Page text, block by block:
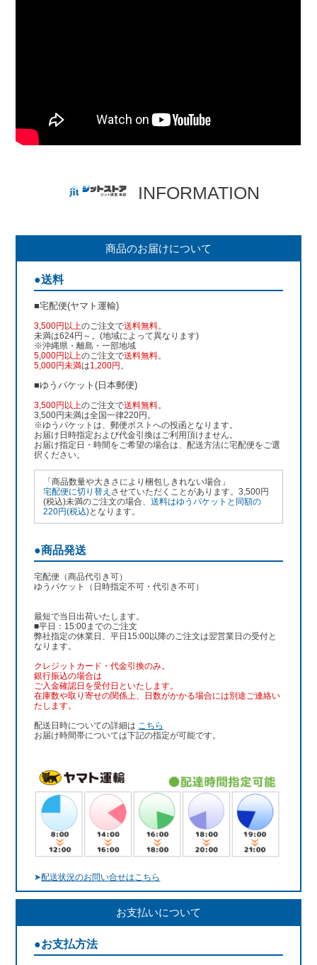
INFORMATION
商品のお届けについて
●送料
■宅配便(ヤマト運輸)
3,500円以上のご注文で送料無料。
未満は624円～。(地域によって異なります)
※沖縄県・離島・一部地域
5,000円以上のご注文で送料無料。
5,000円未満は1,200円 。
■ゆうパケット(日本郵便)
3,500円以上のご注文で送料無料。
3,500円未満は全国一律220円。
※ゆうパケットは、郵便ポストへの投函となります。
お届け日時指定および代金引換はご利用頂けません。
お届け指定日・時間をご希望の場合は、配送方法に宅配便をご選
択ください。
「商品数量や大きさにより梱包しきれない場合」
宅配便に切り替え させていただくことがあります。3,500円
(税込)未満のご注文の場合、送料はゆうパケットと同額の
220円(税込)となります。
●商品発送
宅配便（商品代引き可）
ゆうパケット（日時指定不可・代引き不可）
最短で当日出荷いたします。
■平日：15:00までのご注文
弊社指定の休業日、平日15:00以降のご注文は翌営業日の受付と
なります。
クレジットカード・代金引換のみ。
銀行振込の場合は
ご入金確認日を受付日といたします。
在庫数や取り寄せの関係上、日数がかかる場合には別途ご連絡い
たします。
配送日時についての詳細は こちら
お届け時間帯については下記の指定が可能です。
➤配送状況のお問い合せはこちら
お支払いについて
●お支払方法